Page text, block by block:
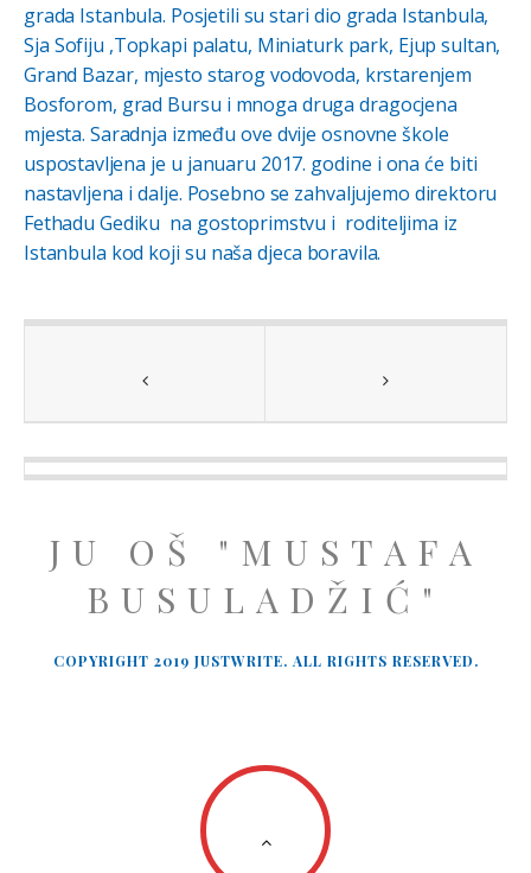
grada Istanbula. Posjetili su stari dio grada Istanbula,
Sja Sofiju ,Topkapi palatu, Miniaturk park, Ejup sultan,
Grand Bazar, mjesto starog vodovoda, krstarenjem
Bosforom, grad Bursu i mnoga druga dragocjena
mjesta. Saradnja između ove dvije osnovne škole
uspostavljena je u januaru 2017. godine i ona će biti
nastavljena i dalje. Posebno se zahvaljujemo direktoru
Fethadu Gediku na gostoprimstvu i roditeljima iz
Istanbula kod koji su naša djeca boravila.
JU OŠ "MUSTAFA
BUSULADŽIĆ"
COPYRIGHT 2019 JUSTWRITE. ALL RIGHTS RESERVED.